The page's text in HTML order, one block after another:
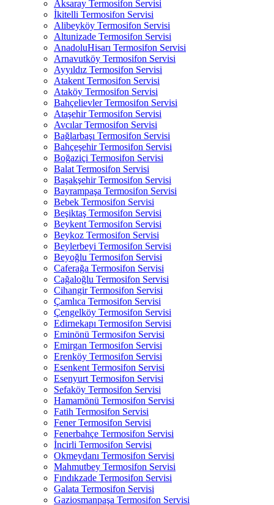
Aksaray Termosifon Servisi
İkitelli Termosifon Servisi
Alibeyköy Termosifon Servisi
Altunizade Termosifon Servisi
AnadoluHisarı Termosifon Servisi
Arnavutköy Termosifon Servisi
Ayyıldız Termosifon Servisi
Atakent Termosifon Servisi
Ataköy Termosifon Servisi
Bahçelievler Termosifon Servisi
Ataşehir Termosifon Servisi
Avcılar Termosifon Servisi
Bağlarbaşı Termosifon Servisi
Bahçeşehir Termosifon Servisi
Boğaziçi Termosifon Servisi
Balat Termosifon Servisi
Başakşehir Termosifon Servisi
Bayrampaşa Termosifon Servisi
Bebek Termosifon Servisi
Beşiktaş Termosifon Servisi
Beykent Termosifon Servisi
Beykoz Termosifon Servisi
Beylerbeyi Termosifon Servisi
Beyoğlu Termosifon Servisi
Caferağa Termosifon Servisi
Cağaloğlu Termosifon Servisi
Cihangir Termosifon Servisi
Çamlıca Termosifon Servisi
Çengelköy Termosifon Servisi
Edirnekapı Termosifon Servisi
Eminönü Termosifon Servisi
Emirgan Termosifon Servisi
Erenköy Termosifon Servisi
Esenkent Termosifon Servisi
Esenyurt Termosifon Servisi
Sefaköy Termosifon Servisi
Hamamönü Termosifon Servisi
Fatih Termosifon Servisi
Fener Termosifon Servisi
Fenerbahçe Termosifon Servisi
İncirli Termosifon Servisi
Okmeydanı Termosifon Servisi
Mahmutbey Termosifon Servisi
Fındıkzade Termosifon Servisi
Galata Termosifon Servisi
Gaziosmanpaşa Termosifon Servisi